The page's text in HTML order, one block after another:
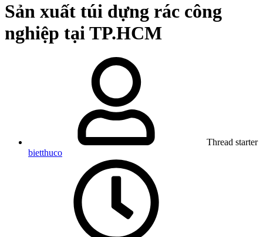
Sản xuất túi dựng rác công
nghiệp tại TP.HCM
Thread starter
bietthuco